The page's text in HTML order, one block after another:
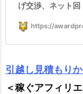
げ交渉、ネット回
https://
引越し見積もり
＜稼ぐアフィリ